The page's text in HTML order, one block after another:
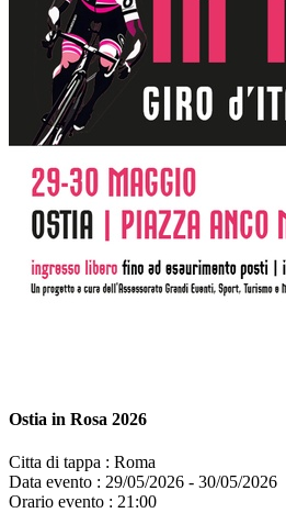
Ostia in Rosa 2026
Citta di tappa : Roma
Data evento : 29/05/2026 - 30/05/2026
Orario evento : 21:00